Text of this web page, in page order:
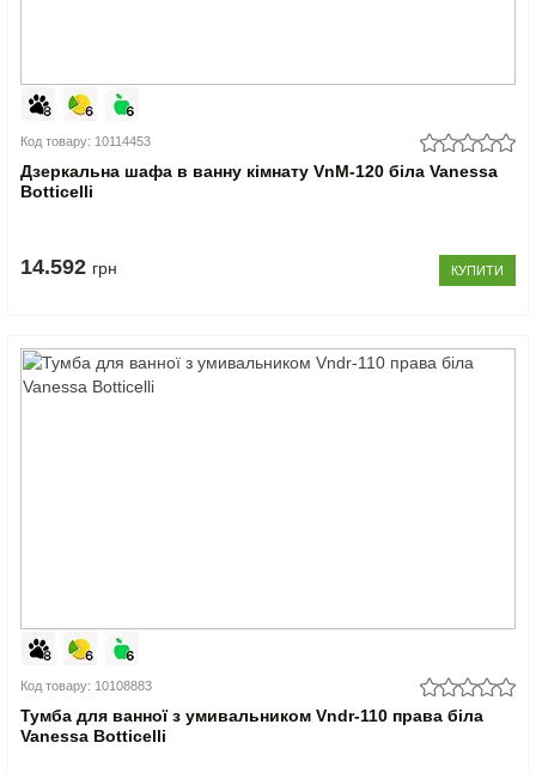
Код товару: 10114453
Дзеркальна шафа в ванну кімнату VnM-120 біла Vanessa
Botticelli
14.592 грн КУПИТИ
Код товару: 10108883
Тумба для ванної з умивальником Vndr-110 права біла
Vanessa Botticelli